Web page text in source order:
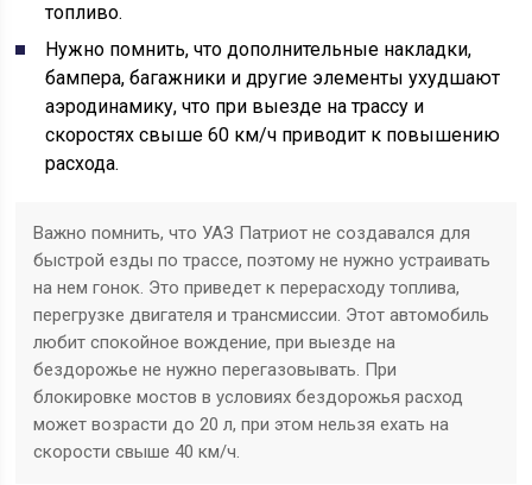
топливо.
Нужно помнить, что дополнительные накладки,
бампера, багажники и другие элементы ухудшают
аэродинамику, что при выезде на трассу и
скоростях свыше 60 км/ч приводит к повышению
расхода.
Важно помнить, что УАЗ Патриот не создавался для
быстрой езды по трассе, поэтому не нужно устраивать
на нем гонок. Это приведет к перерасходу топлива,
перегрузке двигателя и трансмиссии. Этот автомобиль
любит спокойное вождение, при выезде на
бездорожье не нужно перегазовывать. При
блокировке мостов в условиях бездорожья расход
может возрасти до 20 л, при этом нельзя ехать на
скорости свыше 40 км/ч.